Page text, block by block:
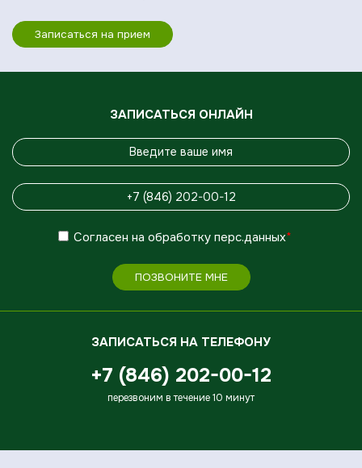
Записаться на прием
ЗАПИСАТЬСЯ ОНЛАЙН
Согласен на обработку перс.данных*
ПОЗВОНИТЕ МНЕ
ЗАПИСАТЬСЯ НА ТЕЛЕФОНУ
+7 (846) 202-00-12
перезвоним в течение 10 минут